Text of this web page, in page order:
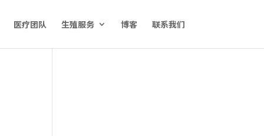
医疗团队 生殖服务 博客 联系我们